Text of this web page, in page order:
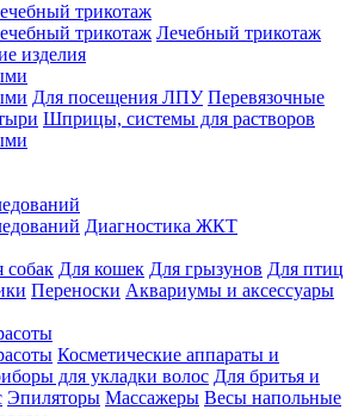
трикотаж
трикотаж Лечебный трикотаж
изделия
Для посещения ЛПУ Перевязочные
Шприцы, системы для растворов
Диагностика ЖКТ
собак Для кошек Для грызунов Для птиц
Переноски Аквариумы и аксессуары
Косметические аппараты и
для укладки волос Для бритья и
Эпиляторы Массажеры Весы напольные